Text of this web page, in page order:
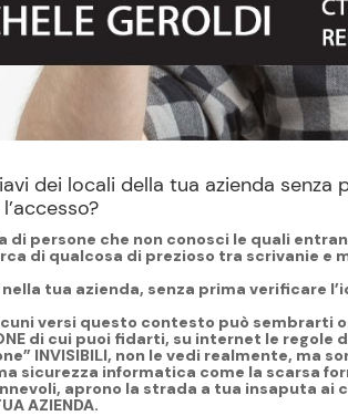
dei locali della tua azienda
di persone che non conosci le quali
di qualcosa di prezioso tra scrivanie e
tua azienda, senza prima verificare
versi questo contesto può sembrarti
di cui puoi fidarti, su internet le regole
INVISIBILI, non le vedi realmente, ma
sicurezza informatica come la scarsa
aprono la strada a tua insaputa ai
AZIENDA.